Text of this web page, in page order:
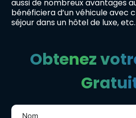
aussi de nombreux avantages
bénéficiera d’un véhicule avec
séjour dans un hôtel de luxe, etc.
Obtenez